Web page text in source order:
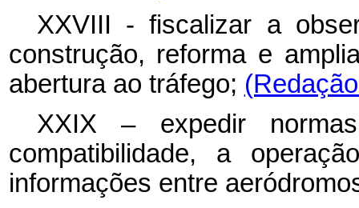
XXVIII - fiscalizar a
construção, reforma e
abertura ao tráfego;
XXIX – expedir
compatibilidade, a
informações entre